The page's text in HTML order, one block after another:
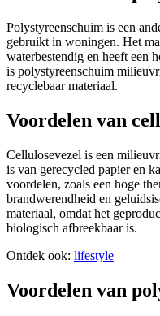
Polystyreenschuim is een
gebruikt in woningen. Het
waterbestendig en heeft een
is polystyreenschuim
recyclebaar materiaal.
Voordelen van
Cellulosevezel is een
is van gerecycled papier en
voordelen, zoals een hoge
brandwerendheid en
materiaal, omdat het
biologisch afbreekbaar is.
Ontdek ook: lifestyle
Voordelen van